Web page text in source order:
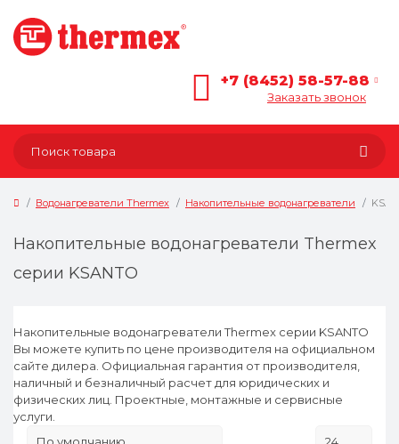
+7 (8452) 58-57-88
Заказать звонок
Водонагреватели Thermex Накопительные водонагреватели
Накопительные водонагреватели Thermex
серии KSANTO
Накопительные водонагреватели Thermex серии KSANTO
Вы можете купить по цене производителя на официальном
сайте дилера. Официальная гарантия от производителя,
наличный и безналичный расчет для юридических и
физических лиц. Проектные, монтажные и сервисные
услуги.